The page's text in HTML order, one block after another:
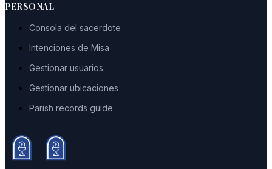
PERSONAL
Consola del sacerdote
Intenciones de Misa
Gestionar usuarios
Gestionar ubicaciones
Parish records guide